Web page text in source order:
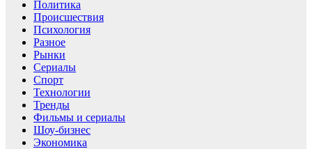
Политика
Происшествия
Психология
Разное
Рынки
Сериалы
Спорт
Технологии
Тренды
Фильмы и сериалы
Шоу-бизнес
Экономика